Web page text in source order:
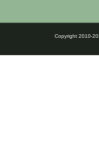
Copyright 2010-